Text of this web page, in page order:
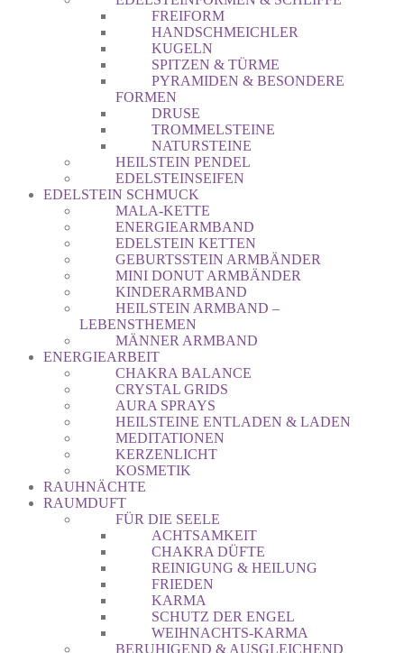
FREIFORM
HANDSCHMEICHLER
KUGELN
SPITZEN & TÜRME
PYRAMIDEN & BESONDERE
FORMEN
DRUSE
TROMMELSTEINE
NATURSTEINE
HEILSTEIN PENDEL
EDELSTEINSEIFEN
EDELSTEIN SCHMUCK
MALA-KETTE
ENERGIEARMBAND
EDELSTEIN KETTEN
GEBURTSSTEIN ARMBÄNDER
MINI DONUT ARMBÄNDER
KINDERARMBAND
HEILSTEIN ARMBAND –
LEBENSTHEMEN
MÄNNER ARMBAND
ENERGIEARBEIT
CHAKRA BALANCE
CRYSTAL GRIDS
AURA SPRAYS
HEILSTEINE ENTLADEN & LADEN
MEDITATIONEN
KERZENLICHT
KOSMETIK
RAUHNÄCHTE
RAUMDUFT
FÜR DIE SEELE
ACHTSAMKEIT
CHAKRA DÜFTE
REINIGUNG & HEILUNG
FRIEDEN
KARMA
SCHUTZ DER ENGEL
WEIHNACHTS-KARMA
BERUHIGEND & AUSGLEICHEND